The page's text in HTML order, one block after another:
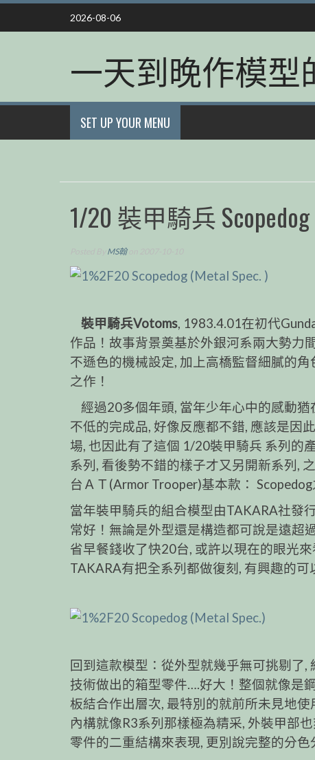
Skip
content
2026-08-06
一天到晚作模型
SET UP YOUR MENU
1/20 裝甲騎兵 Scopedog
MS翰on 2007-10-10
裝甲騎兵Votoms, 1983.4.01在初代
作品！故事背景奠基於外銀河系兩大勢力
不遜色的機械設定, 加上高橋監督細膩的
之作！
經過20多個年頭, 當年少年心中的感動
不低的完成品, 好像反應都不錯, 應該是因
場, 也因此有了這個 1/20裝甲騎兵 系列的
系列, 看後勢不錯的樣子才又另開新系列,
台ＡＴ(Armor Trooper)基本款：
當年裝甲騎兵的組合模型由TAKARA社發
常好！無論是外型還是構造都可說是遠超
省早餐錢收了快20台, 或許以現在的眼光
TAKARA有把全系列都做復刻, 有興趣的可
回到這款模型：從外型就幾乎無可挑剔了,
技術做出的箱型零件….好大！整個就像是
板結合作出層次, 最特別的就前所未見地
內構就像R3系列那樣極為精采, 外裝甲部
零件的二重結構來表現, 更別說完整的分色